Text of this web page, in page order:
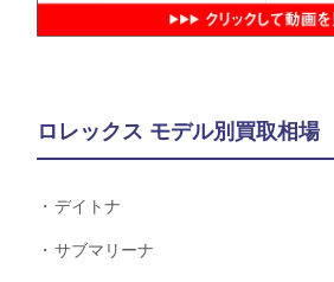
ロレックス モデル別買取相場
デイトナ
サブマリーナ